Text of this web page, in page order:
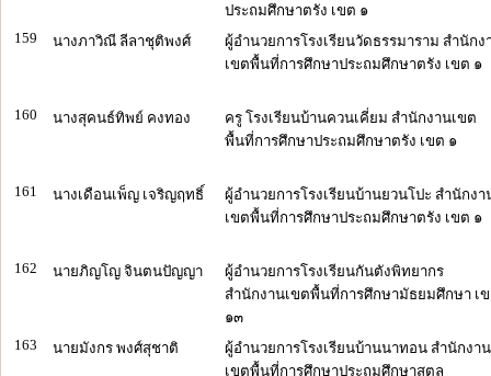
ประถมศึกษาตรัง เขต ๑
159
นางภาวิณี ลีลาชุติพงศ์
ผู้อำนวยการโรงเรียนวัดธรรมาราม สำนักง
เขตพื้นที่การศึกษาประถมศึกษาตรัง เขต ๑
160 นางสุคนธ์ทิพย์ คงทอง
ครู โรงเรียนบ้านควนเคี่ยม สำนักงานเขต
พื้นที่การศึกษาประถมศึกษาตรัง เขต ๑
161 นางเดือนเพ็ญ เจริญฤทธิ์
ผู้อำนวยการโรงเรียนบ้านยวนโปะ สำนักงา
เขตพื้นที่การศึกษาประถมศึกษาตรัง เขต ๑
162 นายภิญโญ จินตนปัญญา
ผู้อำนวยการโรงเรียนกันตังพิทยากร
สำนักงานเขตพื้นที่การศึกษามัธยมศึกษา เ
๑๓
163
นายมังกร พงศ์สุชาติ
ผู้อำนวยการโรงเรียนบ้านนาทอน สำนักงาน
เขตพื้นที่การศึกษาประถมศึกษาสตูล